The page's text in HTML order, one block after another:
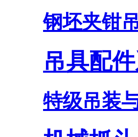
钢坯夹钳
吊具配
特级吊装